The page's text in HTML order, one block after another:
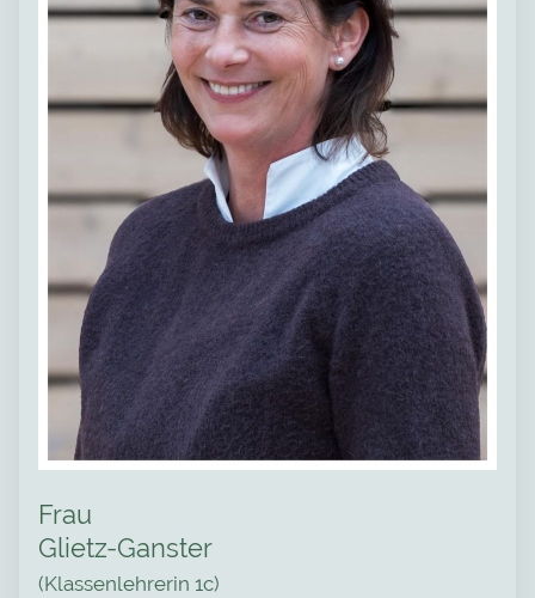
Frau
Glietz-Ganster
(Klassenlehrerin 1c)